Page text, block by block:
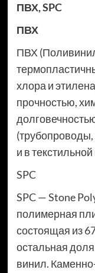
ПВХ,SPC
ПВХ
ПВХ
хлора и
прочностью,
(трубопроводы,
и в
SPC
SPC — Stone
полимерная
состоящая из
остальная
винил.